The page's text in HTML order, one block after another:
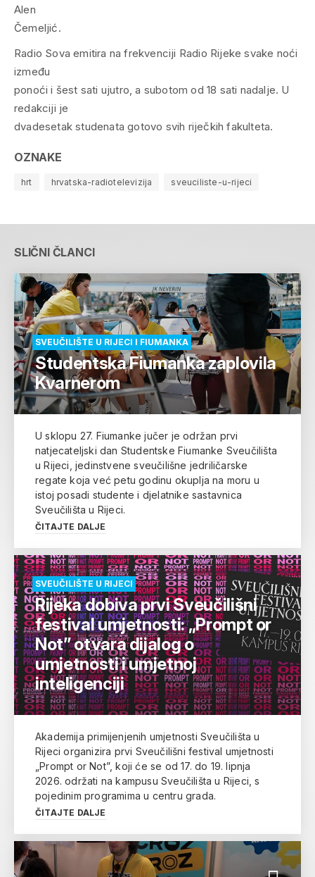
Alen
Čemeljić.
Radio Sova emitira na frekvenciji Radio Rijeke svake noći
između
ponoći i šest sati ujutro, a subotom od 18 sati nadalje. U
redakciji je
dvadesetak studenata gotovo svih riječkih fakulteta.
OZNAKE
hrt hrvatska-radiotelevizija sveuciliste-u-rijeci
SLIČNI ČLANCI
SVEUČILIŠTE U RIJECI I FIUMANKA
Studentska Fiumanka zaplovila
Kvarnerom
U sklopu 27. Fiumanke jučer je održan prvi
natjecateljski dan Studentske Fiumanke Sveučilišta
u Rijeci, jedinstvene sveučilišne jedriličarske
regate koja već petu godinu okuplja na moru u
istoj posadi studente i djelatnike sastavnica
Sveučilišta u Rijeci.
ČITAJTE DALJE
SVEUČILIŠTE U RIJECI
Rijeka dobiva prvi Sveučilišni
festival umjetnosti: „Prompt or
Not” otvara dijalog o
umjetnosti i umjetnoj
inteligenciji
Akademija primijenjenih umjetnosti Sveučilišta u
Rijeci organizira prvi Sveučilišni festival umjetnosti
„Prompt or Not”, koji će se od 17. do 19. lipnja
2026. održati na kampusu Sveučilišta u Rijeci, s
pojedinim programima u centru grada.
ČITAJTE DALJE